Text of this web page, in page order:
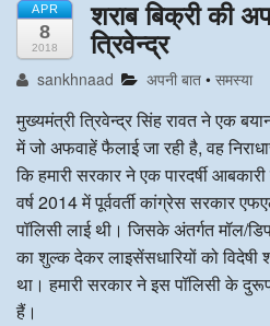
देश विदेश
अन्य खबरै
APR
8
2018
शराब बिक्री की
त्रिवेन्द्र
sankhnaad अपनी बात •समस्या
मुख्यमंत्री त्रिवेन्द्र सिंह रावत ने एक
में जो अफवाहें फैलाई जा रही है, वह
कि हमारी सरकार ने एक पारदर्षी
वर्ष 2014 में पूर्ववर्ती कांग्रेस सरकार
पॉलिसी लाई थी। जिसके अंतर्गत मॉल/
का शुल्क देकर लाइसेंसधारियों को विदेषी
था। हमारी सरकार ने इस पॉलिसी के
हैं।